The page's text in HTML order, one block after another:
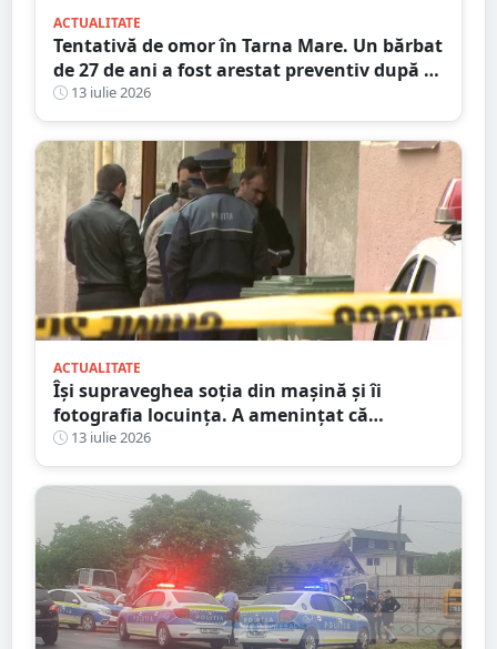
ACTUALITATE
Tentativă de omor în Tarna Mare. Un bărbat
de 27 de ani a fost arestat preventiv după ce
și-ar fi atacat concubina cu un cuțit
13 iulie 2026
ACTUALITATE
Își supraveghea soția din mașină și îi
fotografia locuința. A amenințat că
incendiază mașina ”amantului”
13 iulie 2026